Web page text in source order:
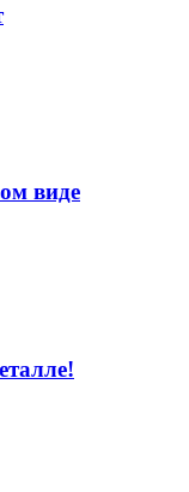
виде